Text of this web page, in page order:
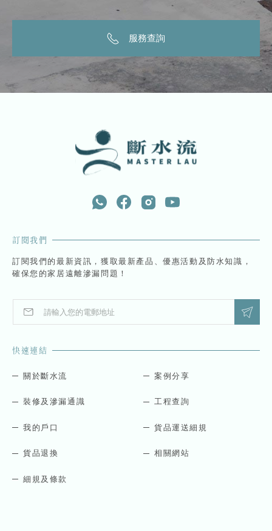
服務查詢
訂閱我們
訂閱我們的最新資訊，獲取最新產品、優惠活動及防水知識，
確保您的家居遠離滲漏問題！
E
a
l
a
l快速連結
關於斷水流 案例分享
裝修及滲漏通識 工程查詢
我的戶口 貨品運送細規
貨品退換 相關網站
細規及條款